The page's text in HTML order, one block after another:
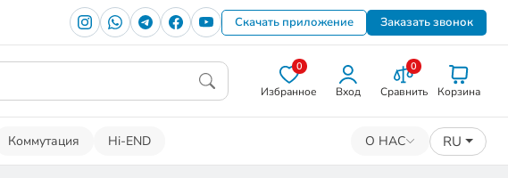
Скачать приложение Заказать звонок
0
Избранное Вход
0
Сравнить Корзина
Коммутация Hi-END О НАС RU